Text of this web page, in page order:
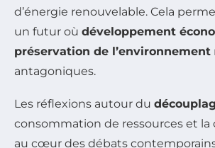
d’énergie renouvelable. Cela
un futur où développement
préservation de l’environnement
antagoniques.
Les réflexions autour du
consommation de ressources et la
au cœur des débats